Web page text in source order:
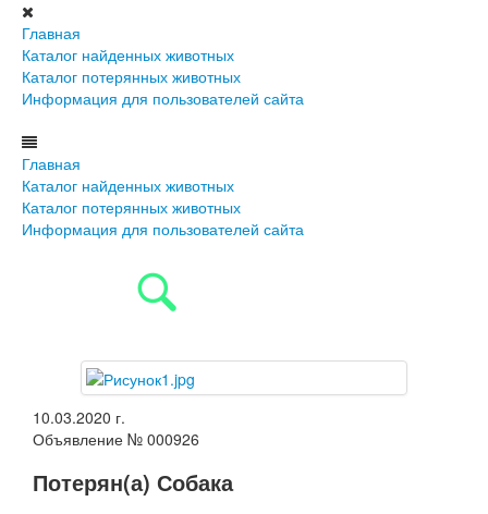
Главная
Каталог найденных животных
Каталог потерянных животных
Информация для пользователей сайта
Главная
Каталог найденных животных
Каталог потерянных животных
Информация для пользователей сайта
10.03.2020 г.
Объявление № 000926
Потерян(а) Собака